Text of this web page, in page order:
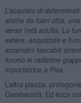
L’acquisto di
anche da fuori città,
verso l’età adulta. Lo
estere, acquistate e
accendini tascabili
furono le radioline
importatrice a Pisa.
L’altra piazza,
Gambacorti. Ed ecco